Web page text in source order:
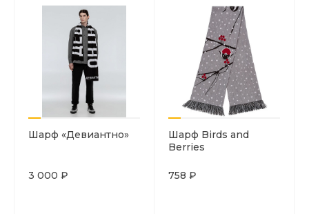
Шарф «Девиантно»
3 000 ₽
Шарф Birds and
Berries
758 ₽